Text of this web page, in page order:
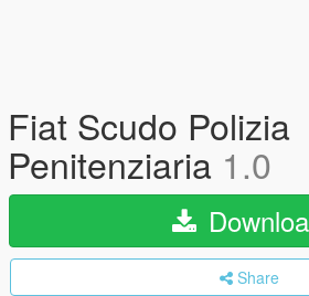
Fiat Scudo Polizia
Penitenziaria 1.0
Share